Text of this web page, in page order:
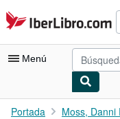
Pasar al contenido
IberLibro.com
Menú
Mi cuenta
Portada Moss, Danni